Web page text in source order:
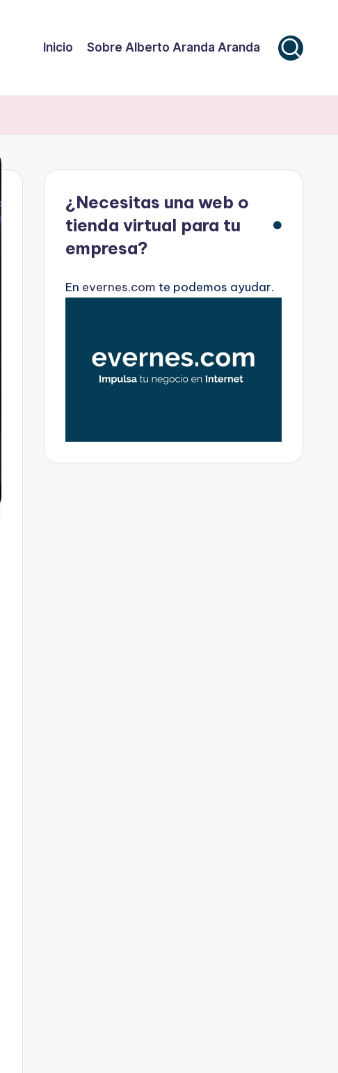
Inicio Sobre Alberto Aranda Aranda
¿Necesitas una web o
tienda virtual para tu
empresa?
En evernes.com te podemos ayudar.